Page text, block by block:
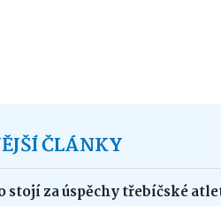
ČLÁNKY
stojí za úspěchy třebíčské